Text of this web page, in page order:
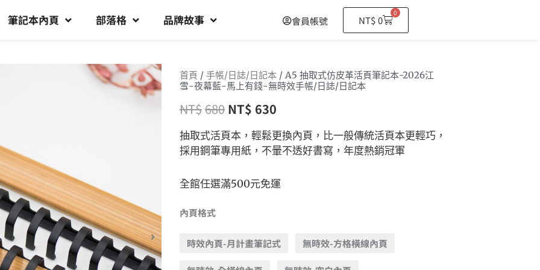
筆記本內頁 部落格 品牌故事 會員帳號 NT$0
0
購
物
首頁 / 手帳/日誌/日記本 / A5 抽取式仿皮革活頁筆記本-2026江
雪-夜幕藍-馬上有錢-無時效手帳/日誌/日記本
NT$680 NT$ 630
抽取式活頁本，輕鬆更換內頁，比一般傳統活頁本更輕巧，
採用鋼筆專用紙，不暈不透好書寫，年度熱銷冠軍
全館任選滿500元免運
內頁格式
時效內頁-月計畫筆記式 無時效-方格橫線內頁